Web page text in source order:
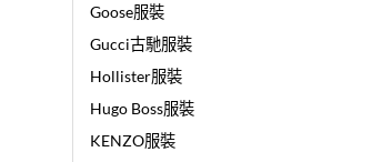
Goose服裝
Gucci古馳服裝
Hollister服裝
Hugo Boss服裝
KENZO服裝